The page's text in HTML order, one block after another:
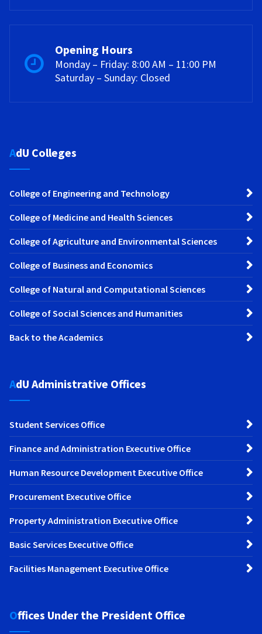
Opening Hours
Monday – Friday: 8:00 AM – 11:00 PM
Saturday – Sunday: Closed
AdU Colleges
College of Engineering and Technology
College of Medicine and Health Sciences
College of Agriculture and Environmental Sciences
College of Business and Economics
College of Natural and Computational Sciences
College of Social Sciences and Humanities
Back to the Academics
AdU Administrative Offices
Student Services Office
Finance and Administration Executive Office
Human Resource Development Executive Office
Procurement Executive Office
Property Administration Executive Office
Basic Services Executive Office
Facilities Management Executive Office
Offices Under the President Office